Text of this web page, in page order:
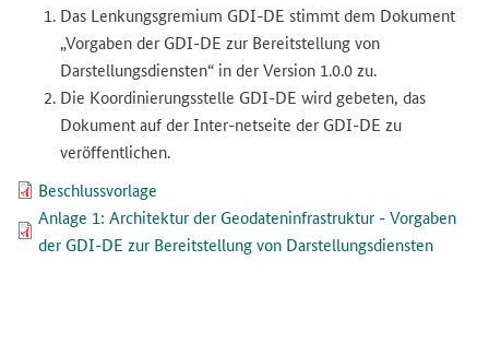
Das Lenkungsgremium GDI-DE stimmt dem Dokument
„Vorgaben der GDI-DE zur Bereitstellung von
Darstellungsdiensten“ in der Version 1.0.0 zu.
Die Koordinierungsstelle GDI-DE wird gebeten, das
Dokument auf der Inter-netseite der GDI-DE zu
veröffentlichen.
Beschlussvorlage
Anlage 1: Architektur der Geodateninfrastruktur - Vorgaben
der GDI-DE zur Bereitstellung von Darstellungsdiensten